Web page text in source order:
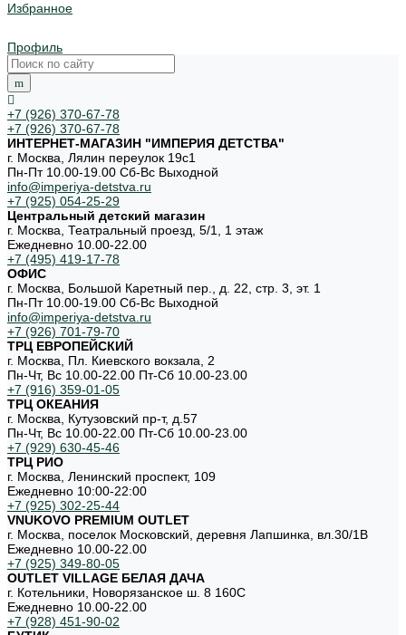
Избранное
Профиль
+7 (926) 370-67-78
+7 (926) 370-67-78
ИНТЕРНЕТ-МАГАЗИН "ИМПЕРИЯ ДЕТСТВА"
г. Москва, Лялин переулок 19с1
Пн-Пт 10.00-19.00 Cб-Вс Выходной
info@imperiya-detstva.ru
+7 (925) 054-25-29
Центральный детский магазин
г. Москва, Театральный проезд, 5/1, 1 этаж
Ежедневно 10.00-22.00
+7 (495) 419-17-78
ОФИС
г. Москва, Большой Каретный пер., д. 22, стр. 3, эт. 1
Пн-Пт 10.00-19.00 Cб-Вс Выходной
info@imperiya-detstva.ru
+7 (926) 701-79-70
ТРЦ ЕВРОПЕЙСКИЙ
г. Москва, Пл. Киевского вокзала, 2
Пн-Чт, Вс 10.00-22.00 Пт-Сб 10.00-23.00
+7 (916) 359-01-05
ТРЦ ОКЕАНИЯ
г. Москва, Кутузовский пр-т, д.57
Пн-Чт, Вс 10.00-22.00 Пт-Сб 10.00-23.00
+7 (929) 630-45-46
ТРЦ РИО
г. Москва, Ленинский проспект, 109
Ежедневно 10:00-22:00
+7 (925) 302-25-44
VNUKOVO PREMIUM OUTLET
г. Москва, поселок Московский, деревня Лапшинка, вл.30/1В
Ежедневно 10.00-22.00
+7 (925) 349-80-05
OUTLET VILLAGE БЕЛАЯ ДАЧА
г. Котельники, Новорязанское ш. 8 160С
Ежедневно 10.00-22.00
+7 (928) 451-90-02